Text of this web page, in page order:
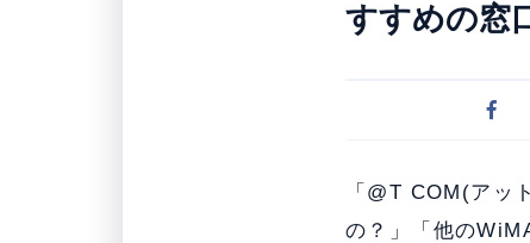
すすめの窓
「@T COM(アッ
の？」「他の